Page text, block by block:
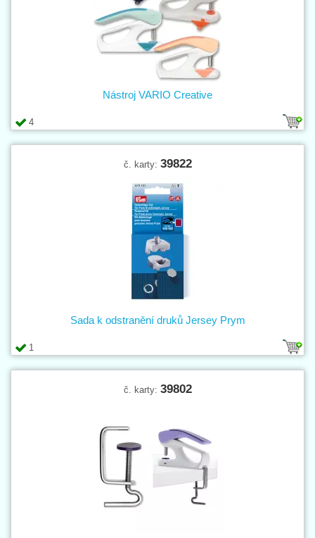
4
Nástroj VARIO Creative
č. karty: 39822
1
Sada k odstranění druků Jersey Prym
č. karty: 39802